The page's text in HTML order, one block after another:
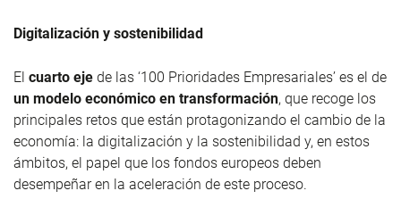
Digitalización y sostenibilidad
El cuarto eje de las ‘100 Prioridades Empresariales’ es el de
un modelo económico en transformación, que recoge los
principales retos que están protagonizando el cambio de la
economía: la digitalización y la sostenibilidad y, en estos
ámbitos, el papel que los fondos europeos deben
desempeñar en la aceleración de este proceso.